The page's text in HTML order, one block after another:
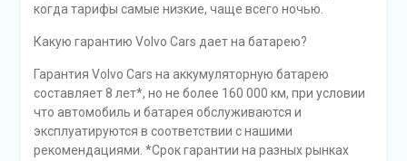
когда тарифы самые низкие, чаще всего ночью.
Какую гарантию Volvo Cars дает на батарею?
Гарантия Volvo Cars на аккумуляторную батарею
составляет 8 лет*, но не более 160 000 км, при условии
что автомобиль и батарея обслуживаются и
эксплуатируются в соответствии с нашими
рекомендациями. *Срок гарантии на разных рынках